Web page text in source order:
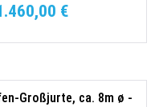
€
Großjurte, ca. 8m ø -